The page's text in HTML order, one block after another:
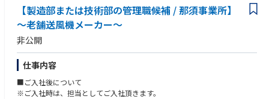
・技術移管、プロセスパラメータ設計、洗浄バリデーション、CSV 等に関
する知識または実務経験
・PMDA、FDA などの他国規制当局により GMP 案査における製造現場対応
の経験
・製造データ管理、電子記録、MES 等の製造関連システムに関する知識
・英語による技術文書の読解、海外技術パートナーとのコミュニケーショ
ン経験
・海外パートナーとの製造・技術移管プロジェクト経験
【製造部または技術部の管理職候補 / 那須事業所】
～老舗送風機メーカー～
非公開
仕事内容
■ご入社後について
※ご入社時は、担当としてご入社頂きます。